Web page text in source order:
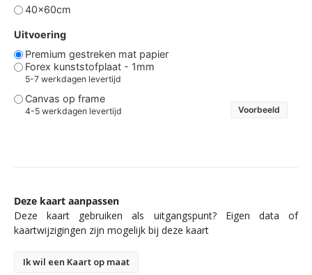
40x60cm
Uitvoering
Premium gestreken mat papier
Forex kunststofplaat - 1mm
5-7 werkdagen levertijd
Canvas op frame
4-5 werkdagen levertijd Voorbeeld
Deze kaart aanpassen
Deze kaart gebruiken als uitgangspunt? Eigen data of
kaartwijzigingen zijn mogelijk bij deze kaart
Ik wil een Kaart op maat